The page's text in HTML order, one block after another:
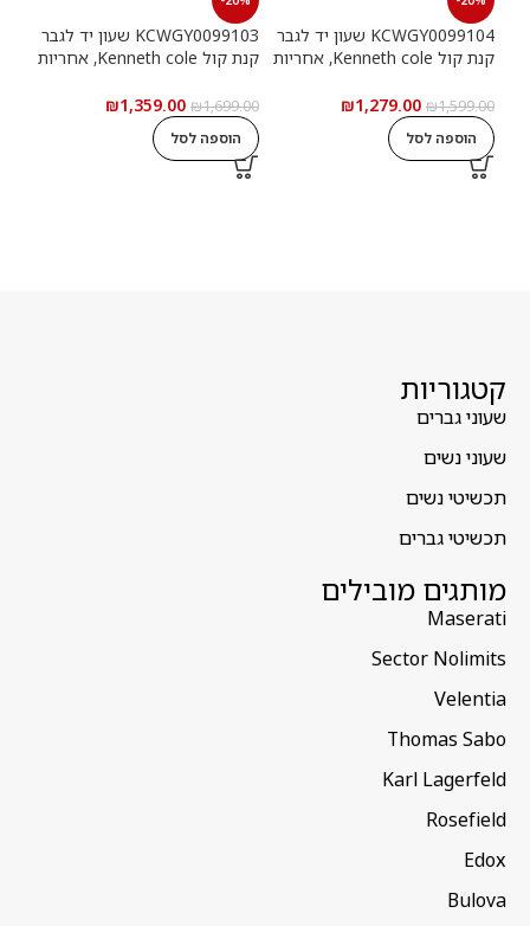
KCWGY0099104 שעון יד לגבר
קנת קול Kenneth cole, אחריות
₪1,599.00
₪1,279.00
הוספה לסל
KCWGY0099103 שעון יד לגבר
קנת קול Kenneth cole, אחריות
₪1,699.00
₪1,359.00
הוספה לסל
קטגוריות
שעוני גברים
שעוני נשים
תכשיטי נשים
תכשיטי גברים
מותגים מובילים
Maserati
Sector Nolimits
Velentia
Thomas Sabo
Karl Lagerfeld
Rosefield
Edox
Bulova